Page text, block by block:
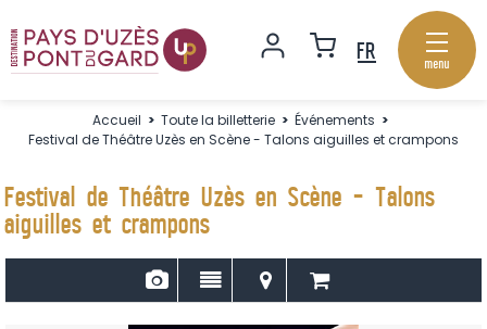
menu
Accueil > Toute la billetterie > Événements >
Festival de Théâtre Uzès en Scène - Talons aiguilles et crampons
Festival de Théâtre Uzès en Scène - Talons
aiguilles et crampons